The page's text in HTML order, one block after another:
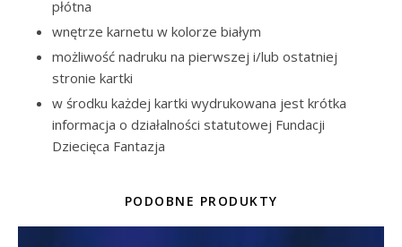
płótna
wnętrze karnetu w kolorze białym
możliwość nadruku na pierwszej i/lub ostatniej
stronie kartki
w środku każdej kartki wydrukowana jest krótka
informacja o działalności statutowej Fundacji
Dziecięca Fantazja
PODOBNE PRODUKTY